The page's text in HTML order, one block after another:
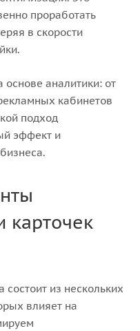
проработать
в скорости
аналитики: от
кабинетов
подход
эффект и
карточек
из нескольких
влияет на